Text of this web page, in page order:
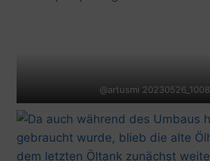
@artusmi 20230526_1008